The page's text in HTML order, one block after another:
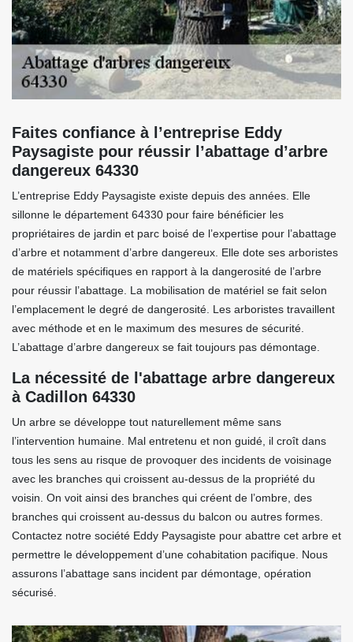
Faites confiance à l’entreprise Eddy
Paysagiste pour réussir l’abattage d’arbre
dangereux 64330
L’entreprise Eddy Paysagiste existe depuis des années. Elle
sillonne le département 64330 pour faire bénéficier les
propriétaires de jardin et parc boisé de l’expertise pour l’abattage
d’arbre et notamment d’arbre dangereux. Elle dote ses arboristes
de matériels spécifiques en rapport à la dangerosité de l’arbre
pour réussir l’abattage. La mobilisation de matériel se fait selon
l’emplacement le degré de dangerosité. Les arboristes travaillent
avec méthode et en le maximum des mesures de sécurité.
L’abattage d’arbre dangereux se fait toujours pas démontage.
La nécessité de l'abattage arbre dangereux
à Cadillon 64330
Un arbre se développe tout naturellement même sans
l’intervention humaine. Mal entretenu et non guidé, il croît dans
tous les sens au risque de provoquer des incidents de voisinage
avec les branches qui croissent au-dessus de la propriété du
voisin. On voit ainsi des branches qui créent de l’ombre, des
branches qui croissent au-dessus du balcon ou autres formes.
Contactez notre société Eddy Paysagiste pour abattre cet arbre et
permettre le développement d’une cohabitation pacifique. Nous
assurons l’abattage sans incident par démontage, opération
sécurisé.